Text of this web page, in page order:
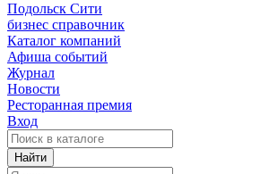
Подольск Сити
бизнес справочник
Каталог компаний
Афиша событий
Журнал
Новости
Ресторанная премия
Вход
Найти